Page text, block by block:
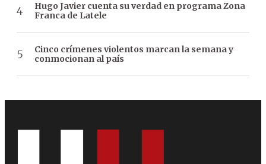
Hugo Javier cuenta su verdad en programa Zona
Franca de Latele
Cinco crímenes violentos marcan la semana y
conmocionan al país